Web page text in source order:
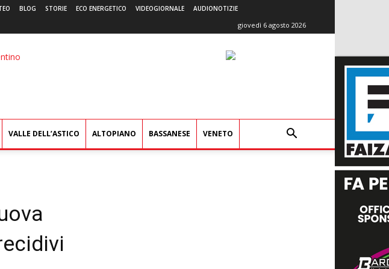
BLOG STORIE ECO ENERGETICO VIDEOGIORNALE AUDIONOTIZIE
giovedì 6 agosto 2026
VALLE DELL’ASTICO ALTOPIANO BASSANESE VENETO